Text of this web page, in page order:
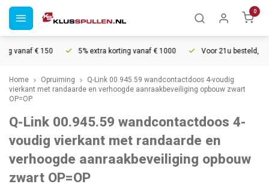
0
vanaf € 150 5% extra korting vanaf € 1000 Voor 21u besteld,
Home Opruiming
Q-Link 00.945.59 wandcontactdoos 4-voudig
vierkant met randaarde en verhoogde aanraakbeveiliging opbouw zwart
OP=OP
Q-Link 00.945.59 wandcontactdoos 4-
voudig vierkant met randaarde en
verhoogde aanraakbeveiliging opbouw
zwart OP=OP